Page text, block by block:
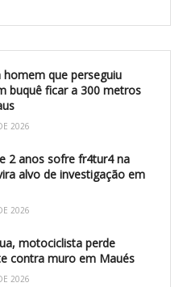
homem que perseguiu
buquê ficar a 300 metros
2026
2 anos sofre fr4tur4 na
alvo de investigação em
2026
motociclista perde
contra muro em Maués
2026